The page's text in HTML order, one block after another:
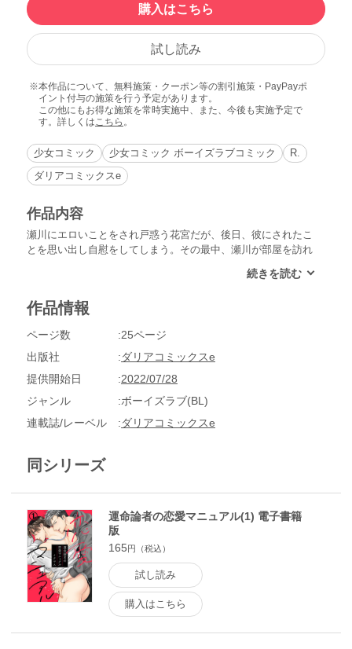
購入はこちら
試し読み
本作品について、無料施策・クーポン等の割引施策・PayPayポ
イント付与の施策を行う予定があります。
この他にもお得な施策を常時実施中、また、今後も実施予定で
す。詳しくはこちら 。
少女コミック 少女コミック ボーイズラブコミック
R.
ダリアコミックスe
作品内容
瀬川にエロいことをされ戸惑う花宮だが、後日、彼にされたこ
とを思い出し自慰をしてしまう。その最中、瀬川が部屋を訪れ
作品情報
ページ数
25ページ
出版社
ダリアコミックスe
提供開始日
2022/07/28
ジャンル
ボーイズラブ(BL)
連載誌/レーベル
ダリアコミックスe
同シリーズ
運命論者の恋愛マニュアル(1) 電子書籍
版
165円（税込）
試し読み
購入はこちら